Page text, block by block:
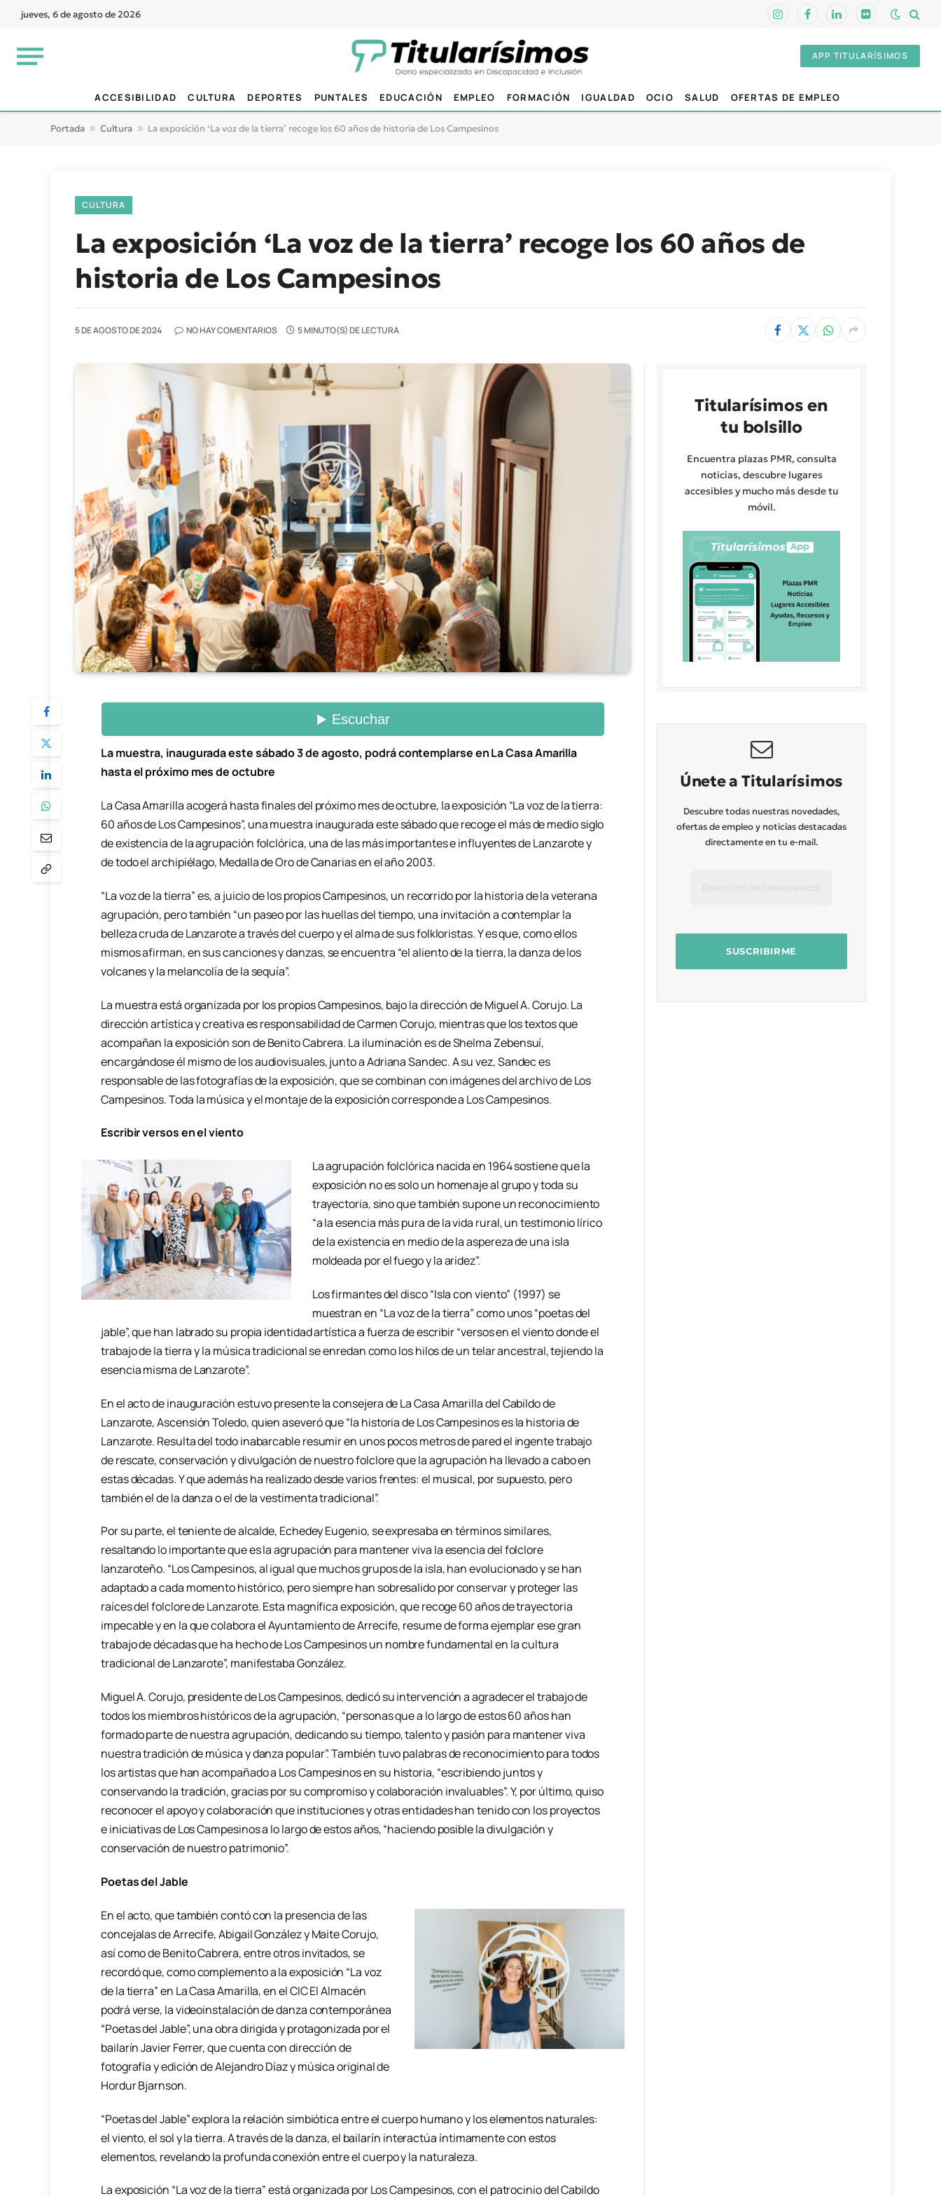
jueves, 6 de agosto de 2026 InstagramFacebookLinkedInFlickr
APP TITULARÍSIMOS
ACCESIBILIDAD CULTURA DEPORTES PUNTALES EDUCACIÓN EMPLEO FORMACIÓN IGUALDAD OCIO SALUD OFERTAS DE EMPLEO
Portada » Cultura » La exposición ‘La voz de la tierra’ recoge los 60 años de historia de Los Campesinos
CULTURA
La exposición ‘La voz de la tierra’ recoge los 60 años de
historia de Los Campesinos
5 DE AGOSTO DE 2024 NO HAY COMENTARIOS 5 MINUTO(S) DE LECTURA
La muestra, inaugurada este sábado 3 de agosto, podrá contemplarse en La Casa Amarilla
hasta el próximo mes de octubre
La Casa Amarilla acogerá hasta finales del próximo mes de octubre, la exposición “La voz de la tierra:
60 años de Los Campesinos”, una muestra inaugurada este sábado que recoge el más de medio siglo
de existencia de la agrupación folclórica, una de las más importantes e influyentes de Lanzarote y
de todo el archipiélago, Medalla de Oro de Canarias en el año 2003.
“La voz de la tierra” es, a juicio de los propios Campesinos, un recorrido por la historia de la veterana
agrupación, pero también “un paseo por las huellas del tiempo, una invitación a contemplar la
belleza cruda de Lanzarote a través del cuerpo y el alma de sus folkloristas. Y es que, como ellos
mismos afirman, en sus canciones y danzas, se encuentra “el aliento de la tierra, la danza de los
volcanes y la melancolía de la sequía”.
La muestra está organizada por los propios Campesinos, bajo la dirección de Miguel A. Corujo. La
dirección artística y creativa es responsabilidad de Carmen Corujo, mientras que los textos que
acompañan la exposición son de Benito Cabrera. La iluminación es de Shelma Zebensuí,
encargándose él mismo de los audiovisuales, junto a Adriana Sandec. A su vez, Sandec es
responsable de las fotografías de la exposición, que se combinan con imágenes del archivo de Los
Campesinos. Toda la música y el montaje de la exposición corresponde a Los Campesinos.
Escribir versos en el viento
La agrupación folclórica nacida en 1964 sostiene que la
exposición no es solo un homenaje al grupo y toda su
trayectoria, sino que también supone un reconocimiento
“a la esencia más pura de la vida rural, un testimonio lírico
de la existencia en medio de la aspereza de una isla
moldeada por el fuego y la aridez”.
Los firmantes del disco “Isla con viento” (1997) se
muestran en “La voz de la tierra” como unos “poetas del
jable”, que han labrado su propia identidad artística a fuerza de escribir “versos en el viento donde el
trabajo de la tierra y la música tradicional se enredan como los hilos de un telar ancestral, tejiendo la
esencia misma de Lanzarote”.
En el acto de inauguración estuvo presente la consejera de La Casa Amarilla del Cabildo de
Lanzarote, Ascensión Toledo, quien aseveró que “la historia de Los Campesinos es la historia de
Lanzarote. Resulta del todo inabarcable resumir en unos pocos metros de pared el ingente trabajo
de rescate, conservación y divulgación de nuestro folclore que la agrupación ha llevado a cabo en
estas décadas. Y que además ha realizado desde varios frentes: el musical, por supuesto, pero
también el de la danza o el de la vestimenta tradicional”.
Por su parte, el teniente de alcalde, Echedey Eugenio, se expresaba en términos similares,
resaltando lo importante que es la agrupación para mantener viva la esencia del folclore
lanzaroteño. “Los Campesinos, al igual que muchos grupos de la isla, han evolucionado y se han
adaptado a cada momento histórico, pero siempre han sobresalido por conservar y proteger las
raíces del folclore de Lanzarote. Esta magnífica exposición, que recoge 60 años de trayectoria
impecable y en la que colabora el Ayuntamiento de Arrecife, resume de forma ejemplar ese gran
trabajo de décadas que ha hecho de Los Campesinos un nombre fundamental en la cultura
tradicional de Lanzarote”, manifestaba González.
Miguel A. Corujo, presidente de Los Campesinos, dedicó su intervención a agradecer el trabajo de
todos los miembros históricos de la agrupación, “personas que a lo largo de estos 60 años han
formado parte de nuestra agrupación, dedicando su tiempo, talento y pasión para mantener viva
nuestra tradición de música y danza popular”. También tuvo palabras de reconocimiento para todos
los artistas que han acompañado a Los Campesinos en su historia, “escribiendo juntos y
conservando la tradición, gracias por su compromiso y colaboración invaluables”. Y, por último, quiso
reconocer el apoyo y colaboración que instituciones y otras entidades han tenido con los proyectos
e iniciativas de Los Campesinos a lo largo de estos años, “haciendo posible la divulgación y
conservación de nuestro patrimonio”.
Poetas del Jable
En el acto, que también contó con la presencia de las
concejalas de Arrecife, Abigail González y Maite Corujo,
así como de Benito Cabrera, entre otros invitados, se
recordó que, como complemento a la exposición “La voz
de la tierra” en La Casa Amarilla, en el CIC El Almacén
podrá verse, la videoinstalación de danza contemporánea
“Poetas del Jable”, una obra dirigida y protagonizada por el
bailarín Javier Ferrer, que cuenta con dirección de
fotografía y edición de Alejandro Díaz y música original de
Hordur Bjarnson.
“Poetas del Jable” explora la relación simbiótica entre el cuerpo humano y los elementos naturales:
el viento, el sol y la tierra. A través de la danza, el bailarín interactúa íntimamente con estos
elementos, revelando la profunda conexión entre el cuerpo y la naturaleza.
La exposición “La voz de la tierra” está organizada por Los Campesinos, con el patrocinio del Cabildo
Titularísimos en
tu bolsillo
Encuentra plazas PMR, consulta
noticias, descubre lugares
accesibles y mucho más desde tu
móvil.
Únete a Titularísimos
Descubre todas nuestras novedades,
ofertas de empleo y noticias destacadas
directamente en tu e-mail.